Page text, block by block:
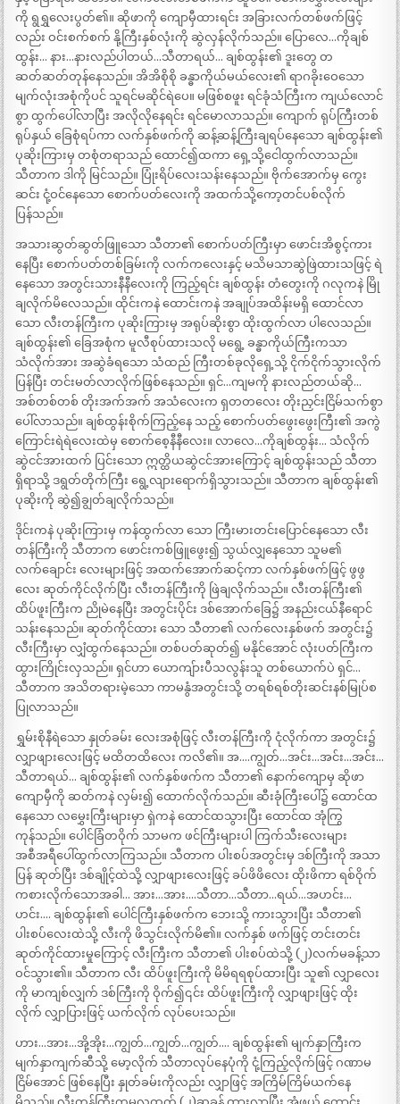
ကို ရွရွှလေးပွတ်၏။ ဆိုဖာကို ကျောမှီထားရင်း အခြားလက်တစ်ဖက်ဖြင့်
လည်း ဝင်းစက်စက် နို့ကြီးနှစ်လုံးကို ဆွဲလှန်လိုက်သည်။ ပြောလေ…ကိုချစ်
ထွန်း… နား…နားလည်ပါတယ်…သီတာရယ်… ချစ်ထွန်း၏ ဒူးတွေ တ
ဆတ်ဆတ်တုန်နေသည်။ အိအိစိုစို ခန္ဓာကိုယ်မယ်လေး၏ ရာဂခိုးဝေသော
မျက်လုံးအစုံကိုပင် သူရင်မဆိုင်ရဲပေ။ မဖြစ်စဖူး ရင်ခုံသံကြီးက ကျယ်လောင်
စွာ ထွက်ပေါ်လာပြီး အလိုလိုနေရင်း ရင်မောလာသည်။ ကျောက် ရုပ်ကြီးတစ်
ရုပ်နှယ် ခြေစုံရပ်ကာ လက်နှစ်ဖက်ကို ဆန့်ဆန့်ကြီးချရပ်နေသော ချစ်ထွန်း၏
ပုဆိုးကြားမှ တစုံတရာသည် ထောင်၍ထကာ ရှေ့သို့ငေါထွက်လာသည်။
သီတာက ဒါကို မြင်သည်။ ပြုံးရိပ်လေးသန်းနေသည်။ ဗိုက်အောက်မှ ကွေး
ဆင်း ငုံ့ဝင်နေသော စောက်ပတ်လေးကို အထက်သို့ကော့တင်ပစ်လိုက်
ပြန်သည်။
အသားဆွတ်ဆွတ်ဖြူသော သီတာ၏ စောက်ပတ်ကြီးမှာ ဖောင်းအိစွင့်ကား
နေပြီး စောက်ပတ်တစ်ခြမ်းကို လက်ကလေးနှင့် မသိမသာဆွဲဖြဲထားသဖြင့် ရဲ
နေသော အတွင်းသားနီနီလေးကို ကြည့်ရင်း ချစ်ထွန်း တံတွေးကို ဂလုကနဲ မြို
ချလိုက်မိလေသည်။ ထိုင်းကနဲ ထောင်းကနဲ အချုပ်အထိန်းမရှိ ထောင်လာ
သော လီးတန်ကြီးက ပုဆိုးကြားမှ အရုပ်ဆိုးစွာ ထိုးထွက်လာ ပါလေသည်။
ချစ်ထွန်း၏ ခြေအစုံက မူလီစုပ်ထားသလို မရွေ့ ခန္ဓာကိုယ်ကြီးကသာ
သံလိုက်အား အဆွဲခံရသော သံထည် ကြီးတစ်ခုလိုရှေ့သို့ ငိုက်ငိုက်သွားလိုက်
ပြန်ပြီး တင်းမတ်လာလိုက်ဖြစ်နေသည်။ ရှင်…ကျမကို နားလည်တယ်ဆို…
အစ်တစ်တစ် တိုးအက်အက် အသံလေးက ရှတတလေး တိုးညှင်းငြိမ်သက်စွာ
ပေါ်လာသည်။ ချစ်ထွန်းစိုက်ကြည့်နေ သည့် စောက်ပတ်ဖွေးဖွေးကြီး၏ အကွဲ
ကြောင်းရဲရဲလေးထဲမှ စောက်စေ့နီနီလေး။ လာလေ…ကိုချစ်ထွန်း… သံလိုက်
ဆွဲငင်အားထက် ပြင်းသော ဣတ္ထိယဆွဲငင်အားကြောင့် ချစ်ထွန်းသည် သီတာ
ရှိရာသို့ ဒရွတ်တိုက်ကြီး ရွေ့လျားရောက်ရှိသွားသည်။ သီတာက ချစ်ထွန်း၏
ပုဆိုးကို ဆွဲ၍ချွတ်ချလိုက်သည်။
ဒိုင်းကနဲ ပုဆိုးကြားမှ ကန်ထွက်လာ သော ကြီးမားတင်းပြောင်နေသော လီး
တန်ကြီးကို သီတာက ဖောင်းကစ်ဖြူဖွေး၍ သွယ်လျှနေသော သူမ၏
လက်ချောင်း လေးများဖြင့် အထက်အောက်ဆင့်ကာ လက်နှစ်ဖက်ဖြင့် ဖွဖွ
လေး ဆုတ်ကိုင်လိုက်ပြီး လီးတန်ကြီးကို ဖြဲချလိုက်သည်။ လီးတန်ကြီး၏
ထိပ်ဖူးကြီးက ညိုမဲနေပြီး အတွင်းပိုင်း ဒစ်အောက်ခြေ၌ အနည်းငယ်နီရောင်
သန်းနေသည်။ ဆုတ်ကိုင်ထား သော သီတာ၏ လက်လေးနှစ်ဖက် အတွင်း၌
လီးကြီးမှာ လျှံထွက်နေသည်။ တစ်ပတ်ဆုတ်၍ မနိုင်အောင် လုံးပတ်ကြီးက
ထွားကြိုင်းလှသည်။ ရှင်ဟာ ယောကျ်ားပီသလွန်းသူ တစ်ယောက်ပဲ ရှင်…
သီတာက အသိတရားမဲ့သော ကာမနွံအတွင်းသို့ တရစ်ရစ်တိုးဆင်းနစ်မြုပ်စ
ပြုလာသည်။
ရွှမ်းစိုနီရဲသော နှုတ်ခမ်း လေးအစုံဖြင့် လီးတန်ကြီးကို ငုံလိုက်ကာ အတွင်း၌
လျှာဖျားလေးဖြင့် မထိတထိလေး ကလိ၏။ အ….ကျွတ်…အင်း…အင်း…အင်း…
သီတာရယ်… ချစ်ထွန်း၏ လက်နှစ်ဖက်က သီတာ၏ နောက်ကျောမှ ဆိုဖာ
ကျောမှီကို ဆတ်ကနဲ လှမ်း၍ ထောက်လိုက်သည်။ ဆီးခုံကြီးပေါ်၌ ထောင်ထ
နေသော လမွှေးကြီးများမှာ ရှဲကနဲ ထောင်ထသွားပြီး ထောင်ထ အုံကြွ
ကုန်သည်။ ပေါင်ခြံတဝိုက် သာမက ဖင်ကြီးများပါ ကြက်သီးလေးများ
အစီအရီပေါ်ထွက်လာကြသည်။ သီတာက ပါးစပ်အတွင်းမှ ဒစ်ကြီးကို အသာ
ပြန် ဆုတ်ပြီး ဒစ်ချိုင့်ထဲသို့ လျှာဖျားလေးဖြင့် ခပ်ဖိဖိလေး ထိုးဖိကာ ရစ်ဝိုက်
ကစားလိုက်သောအခါ… အား…အား….သီတာ…သီတာ…ရယ်…အဟင်း…
ဟင်း…. ချစ်ထွန်း၏ ပေါင်ကြီးနှစ်ဖက်က ဘေးသို့ ကားသွားပြီး သီတာ၏
ပါးစပ်လေးထဲသို့ လီးကို ဖိသွင်းလိုက်မိ၏။ လက်နှစ် ဖက်ဖြင့် တင်းတင်း
ဆုတ်ကိုင်ထားမှုကြောင့် လီးကြီးက သီတာ၏ ပါးစပ်ထဲသို့ (၂)လက်မခန့်သာ
ဝင်သွား၏။ သီတာက လီး ထိပ်ဖူးကြီးကို မိမိရရစုပ်ထားပြီး သူ၏ လျှာလေး
ကို မာကျစ်လျှက် ဒစ်ကြီးကို ဝိုက်၍၎င်း ထိပ်ဖူးကြီးကို လျှာဖျားဖြင့် ထိုး
လိုက် လျှာပြားဖြင့် ယက်လိုက် လုပ်ပေးသည်။
ဟား…အား…အို့အိုး…ကျွတ်…ကျွတ်…ကျွတ်…. ချစ်ထွန်း၏ မျက်နှာကြီးက
မျက်နှာကျက်ဆီသို့ မော့လိုက် သီတာလုပ်နေပုံကို ငုံ့ကြည့်လိုက်ဖြင့် ဂဏာမ
ငြိမ်အောင် ဖြစ်နေပြီး နှုတ်ခမ်းကိုလည်း လျှာဖြင့် အကြိမ်ကြိမ်ယက်နေ